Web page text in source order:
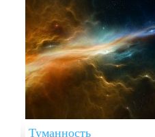
Туманность